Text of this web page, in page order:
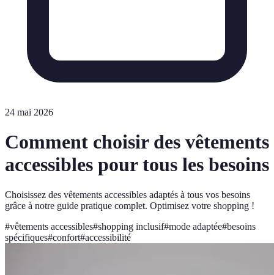
24 mai 2026
Comment choisir des vêtements
accessibles pour tous les besoins
Choisissez des vêtements accessibles adaptés à tous vos besoins
grâce à notre guide pratique complet. Optimisez votre shopping !
#vêtements accessibles#shopping inclusif#mode adaptée#besoins
spécifiques#confort#accessibilité